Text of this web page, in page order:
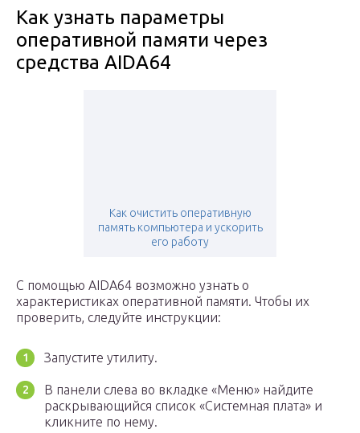
Как узнать параметры
оперативной памяти через
средства AIDA64
Как очистить оперативную
память компьютера и ускорить
его работу
С помощью AIDA64 возможно узнать о
характеристиках оперативной памяти. Чтобы их
проверить, следуйте инструкции:
Запустите утилиту.
В панели слева во вкладке «Меню» найдите
раскрывающийся список «Системная плата» и
кликните по нему.